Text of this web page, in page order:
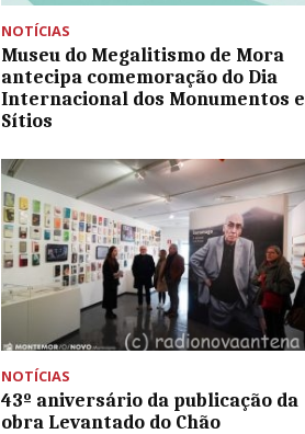
NOTÍCIAS
Museu do Megalitismo de Mora
antecipa comemoração do Dia
Internacional dos Monumentos e
Sítios
NOTÍCIAS
43º aniversário da publicação da
obra Levantado do Chão